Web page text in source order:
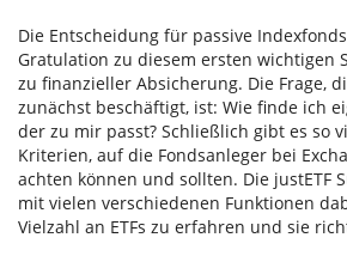
Die Entscheidung für passive
Gratulation zu diesem ersten wichtigen
zu finanzieller Absicherung. Die Frage,
zunächst beschäftigt, ist: Wie finde ich
der zu mir passt? Schließlich gibt es so
Kriterien, auf die Fondsanleger bei
achten können und sollten. Die justETF
mit vielen verschiedenen Funktionen
Vielzahl an ETFs zu erfahren und sie